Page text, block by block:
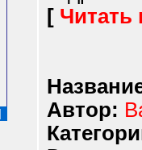
[ Читать
Автор: